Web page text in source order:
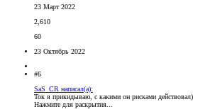
23 Март 2022
2,610
60
23 Октябрь 2022
#6
SaS_CR написал(а):
Ток я прикидываю, с какими он рисками действовал)
Нажмите для раскрытия...